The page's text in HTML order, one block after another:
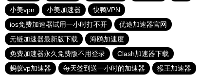
小美vpn
小美加速器
快鸭VPN
ios免费加速器试用一小时打不开
优途加速器官网
元链加速器最新版下载
海鸥加速度
免费加速器永久免费版不用登录
Clash加速器下载
蚂蚁vp加速器
每天签到送一小时的加速器
猴王加速器